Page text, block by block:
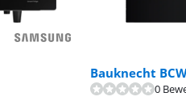
Bauknecht
0